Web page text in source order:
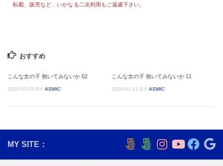
転載、販売など、いかなる二次利用もご遠慮下さい。
おすすめ
こんな女の子 抱いてみないか 02
2020-05-29 BY ASMIC
こんな女の子 抱いてみないか 11
2026-01-21 BY ASMIC
MY SITE：